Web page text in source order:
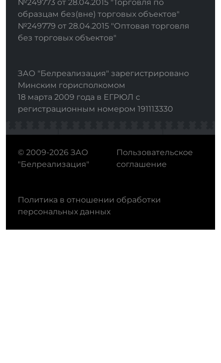
№249773 от 28.04.2015 "Торговля по
образцам без(вне) торговых объектов"
№249779 от 28.04.2015 "Оптовая торговля
без торговых объектов"
ЗАО "Белреализация" зарегистрировано
Минским горисполкомом
18 марта 2009 года в ЕГРЮЛ с
регистрационным номером 191113330
© 2009-2026 ЗАО
"Белреализация"
Пользовательское
соглашение
Политика в отношении обработки
персональных данных